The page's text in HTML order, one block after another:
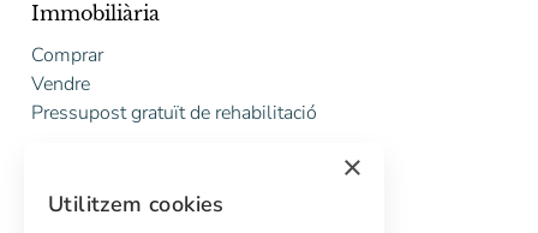
Immobiliària
Comprar
Vendre
Pressupost gratuït de rehabilitació
Marketing digital
×
Utilitzem cookies